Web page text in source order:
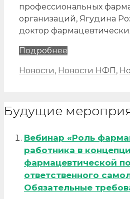
профессиональных
организаций, Ягудина
доктор
Подробнее
экспертных
ФАС
развитию
товарных
рынках
Рубрики
Новости, Новости НФП,
Будущие
Вебинар «Роль
работника в
фармацевтической
ответственного
Обязательные